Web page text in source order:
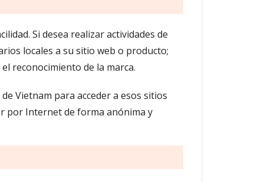
Si desea realizar actividades de
locales a su sitio web o producto;
reconocimiento de la marca.
Vietnam para acceder a esos sitios
por Internet de forma anónima y